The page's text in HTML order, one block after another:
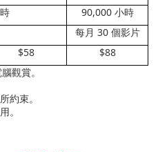
90,000 小時
每月 30 個影片
$58
$88
觀賞。
約束。
。